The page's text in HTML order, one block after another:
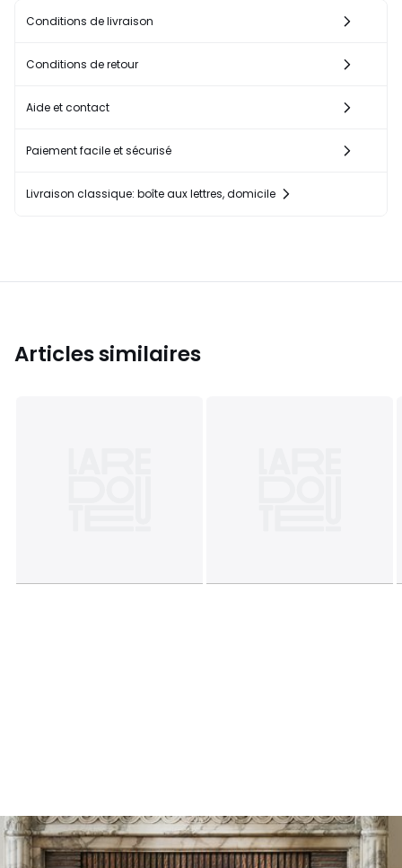
Conditions de livraison
Conditions de retour
Aide et contact
Paiement facile et sécurisé
Livraison classique: boîte aux lettres, domicile
Articles similaires